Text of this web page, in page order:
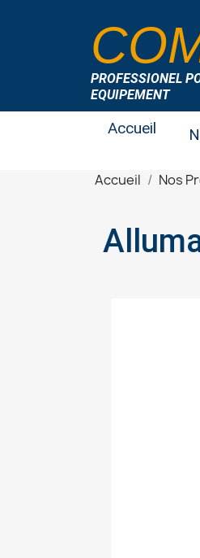
PROFESSIONEL
EQUIPEMENT
Accueil
Accueil Nos